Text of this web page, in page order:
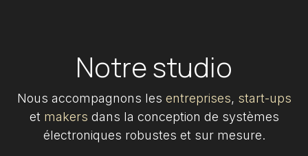
Notre studio
Nous accompagnons les entreprises, start-ups
et makers dans la conception de systèmes
électroniques robustes et sur mesure.